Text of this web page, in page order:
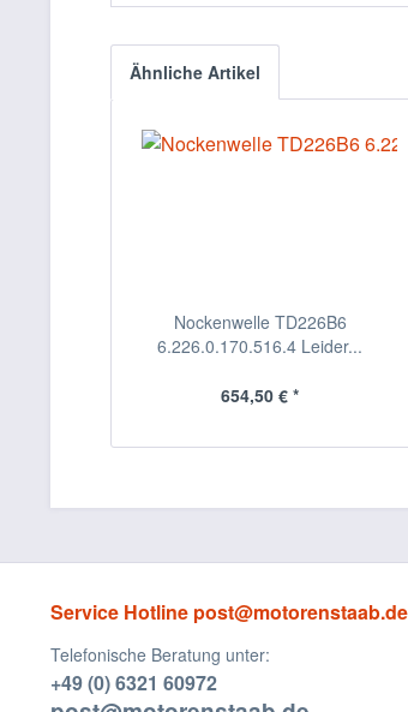
Ähnliche Artikel
Nockenwelle TD226B6
6.226.0.170.516.4 Leider...
654,50 € *
Service Hotline post@motorenstaab.de
Telefonische Beratung unter:
+49 (0) 6321 60972